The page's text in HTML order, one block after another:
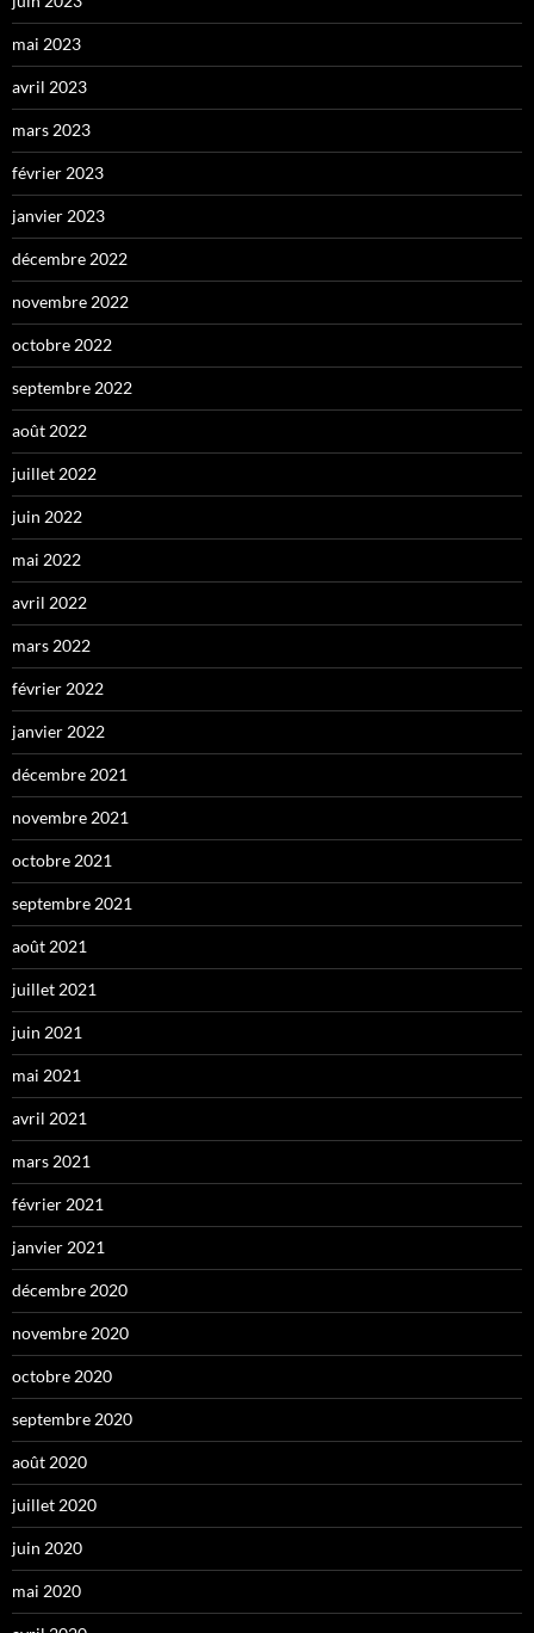
mai 2023
avril 2023
mars 2023
février 2023
janvier 2023
décembre 2022
novembre 2022
octobre 2022
septembre 2022
août 2022
juillet 2022
juin 2022
mai 2022
avril 2022
mars 2022
février 2022
janvier 2022
décembre 2021
novembre 2021
octobre 2021
septembre 2021
août 2021
juillet 2021
juin 2021
mai 2021
avril 2021
mars 2021
février 2021
janvier 2021
décembre 2020
novembre 2020
octobre 2020
septembre 2020
août 2020
juillet 2020
juin 2020
mai 2020